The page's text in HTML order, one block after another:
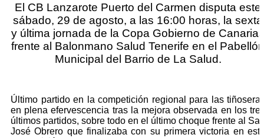
El CB Lanzarote Puerto del Carmen disputa este
sábado, 29 de agosto, a las 16:00 horas, la sexta
y última jornada de la Copa Gobierno de Canarias
frente al Balonmano Salud Tenerife en el Pabellón
Municipal del Barrio de La Salud.
Último partido en la competición regional para las
en plena efervescencia tras la mejora observada en los
últimos partidos, sobre todo en el último choque frente al
José Obrero que finalizaba con su primera victoria en